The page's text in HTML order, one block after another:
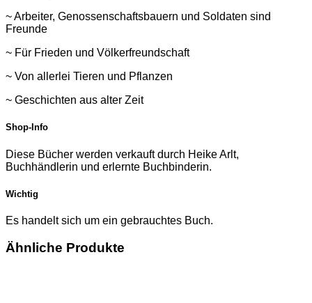
~ Arbeiter, Genossenschaftsbauern und Soldaten sind
Freunde
~ Für Frieden und Völkerfreundschaft
~ Von allerlei Tieren und Pflanzen
~ Geschichten aus alter Zeit
Shop-Info
Diese Bücher werden verkauft durch Heike Arlt,
Buchhändlerin und erlernte Buchbinderin.
Wichtig
Es handelt sich um ein gebrauchtes Buch.
Ähnliche Produkte